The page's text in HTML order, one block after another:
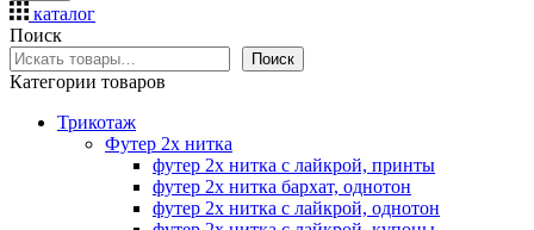
каталог
Поиск
Поиск
Категории товаров
Трикотаж
Футер 2х нитка
футер 2х нитка с лайкрой, принты
футер 2х нитка бархат, однотон
футер 2х нитка с лайкрой, однотон